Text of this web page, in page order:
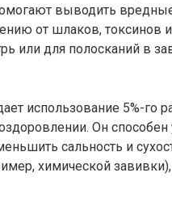
выводить
от шлаков, токсинов
или для полосканий в
использование 5%-го
Он способен
сальность и
химической